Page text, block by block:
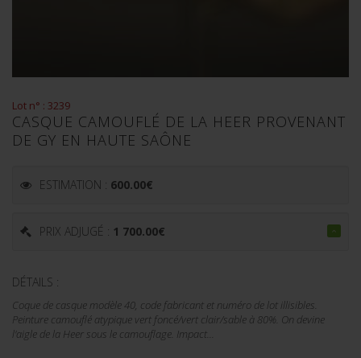
Lot n° : 3239
CASQUE CAMOUFLÉ DE LA HEER PROVENANT
DE GY EN HAUTE SAÔNE
ESTIMATION : 600.00€
PRIX ADJUGÉ : 1 700.00€
DÉTAILS :
Coque de casque modèle 40, code fabricant et numéro de lot illisibles.
Peinture camouflé atypique vert foncé/vert clair/sable à 80%. On devine
l'aigle de la Heer sous le camouflage. Impact...